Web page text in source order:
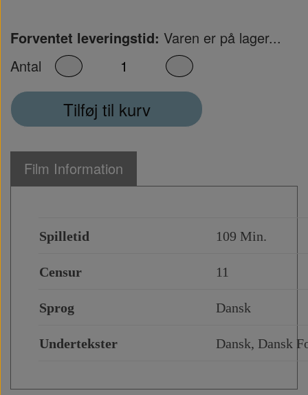
Forventet leveringstid: Varen er på lager...
Antal
Tilføj til kurv
Film Information
Spilletid 109 Min.
Censur 11
Sprog Dansk
Undertekster Dansk, Dansk